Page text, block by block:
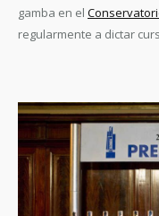
gamba en el
regularmente a dictar